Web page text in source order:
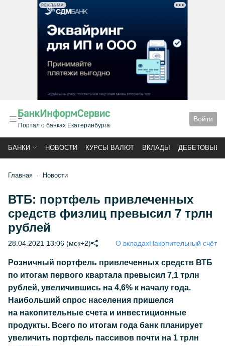
РЕКЛАМА
Портал о банках Екатеринбурга
Войти
БАНКИ НОВОСТИ КУРСЫ ВАЛЮТ ВКЛАДЫ ДЕБЕТОВЫЕ
Главная Новости
ВТБ: портфель привлеченных
средств физлиц превысил 7 трлн
рублей
28.04.2021 13:06 (мск+2) О вкладахНакопительный счёт
Розничный портфель привлеченных средств ВТБ
по итогам первого квартала превысил 7,1 трлн
рублей, увеличившись на 4,6% к началу года.
Наибольший спрос населения пришелся
на накопительные счета и инвестиционные
продукты. Всего по итогам года банк планирует
увеличить портфель пассивов почти на 1 трлн